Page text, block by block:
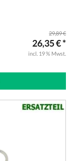
29,89 €
26,35 € *
incl. 19 % Mwst.